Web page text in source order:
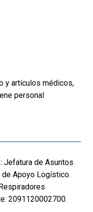
y artículos médicos,
personal
Jefatura de Asuntos
de Apoyo Logístico.
2091120002700.